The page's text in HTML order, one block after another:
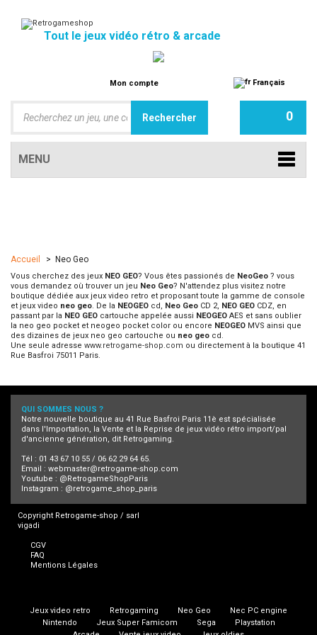
Tout le jeux vidéo rétro & arcade
Mon compte Français
0
MENU
Accueil > Neo Geo
Vous cherchez des jeux NEO GEO? Vous êtes passionés de NeoGeo ? vous
vous demandez où trouver un jeu Neo Geo? N'attendez plus visitez notre
boutique dédiée aux jeux video retro et proposant toute la gamme de console
et jeux video neo geo. De la NEOGEO cd, Neo Geo CD 2, NEO GEO CDZ, en
passant par la NEO GEO cartouche appelée aussi NEOGEO AES et sans oublier
la neo geo pocket et neogeo pocket color ou encore NEOGEO MVS ainsi que
des dizaines de jeux neo geo cartouche ou neo geo cd.
Une seule adresse www.retrogame-shop.com ou directement à la boutique 41
Rue Basfroi 75011 Paris.
QUI SOMMES NOUS ?
Notre nouvelle boutique au 41 Rue Basfroi Paris 11è est spécialisée
dans l'Importation, la Vente et la Reprise de jeux vidéo rétro import/pal
d'ancienne génération, dit Retrogaming.
Tél : 01 43 67 10 55 / 06 62 29 64 65.
Email : webmaster@retrogame-shop.com
Youtube : @RetrogameShopParis
Instagram : @retrogame_shop_paris
Copyright Retrogame-shop / sarl
vigadi
CGV
FAQ
Mentions Légales
Jeux video retro Retrogaming Neo Geo
Nec PC engine
Nintendo
Jeux Super Famicom Sega
Playstation